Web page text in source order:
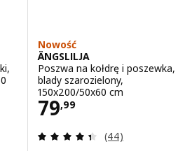
5 gwiazdki. Łączna liczba recenzji:
Nowość
ÄNGSLILJA
Poszwa na kołdrę i poszewka,
blady szarozielony,
150x200/50x60 cm
79,99
Cena 79,99
Recenzja: 4.4
(44)